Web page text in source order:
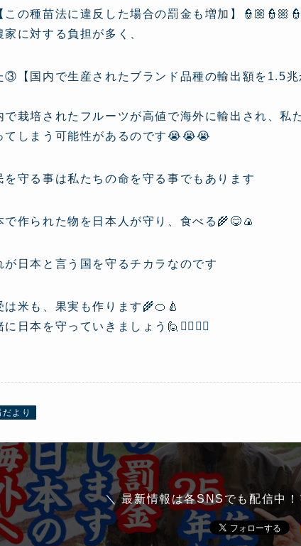
の種苗法に違反した場合の罰金も増加】
家に対する負担が多く、
③【国内で生産されたブランド品種の輸出額を1.5兆
で栽培されたフルーツが高値で海外に輸出され、私
てしまう可能性があるのです😭😭😭
を守る事は私たちの命を守る事でもあります
で作られた物を日本人が守り、食べる🌾😋🍙
が日本と言う国を守るチカラなのです
は米も、果実も作ります🌾🍊🍐
に日本を守っていきましょう🙋🙋‍♂️🙋‍♀️
より
＼ 最新情報は各SNSでも配信中